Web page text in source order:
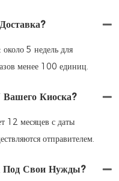
около 5 недель для
менее 100 единиц.
Киоска?
12 месяцев с даты
отправителем.
Под Свои Нужды?